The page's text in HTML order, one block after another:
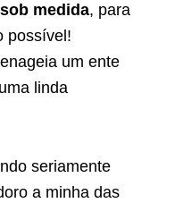
medida, para
possível!
um ente
linda
seriamente
a minha das